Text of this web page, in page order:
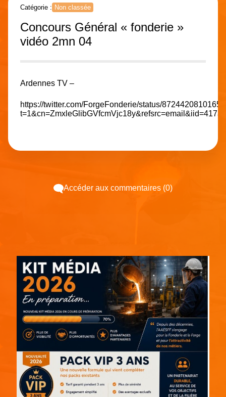
Catégorie : Non classée
Concours Général « fonderie »
vidéo 2mn 04
Ardennes TV –
https://twitter.com/ForgeFonderie/status/
Accéder aux commentaires (0)